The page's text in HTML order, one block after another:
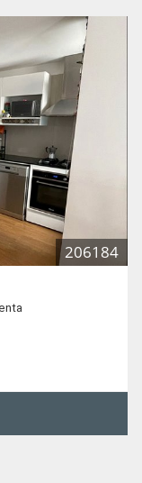
206184